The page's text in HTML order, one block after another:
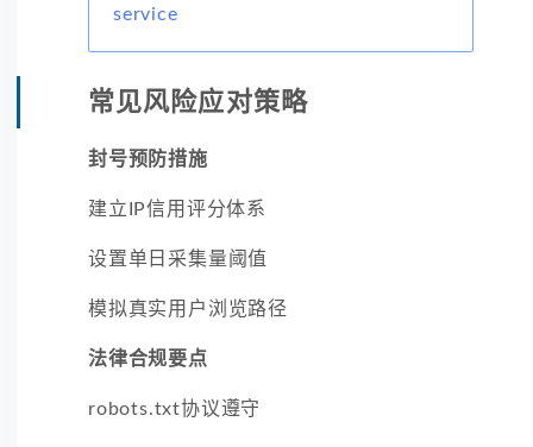
service
常见风险应对策略
封号预防措施
建立IP信用评分体系
设置单日采集量阈值
模拟真实用户浏览路径
法律合规要点
robots.txt协议遵守